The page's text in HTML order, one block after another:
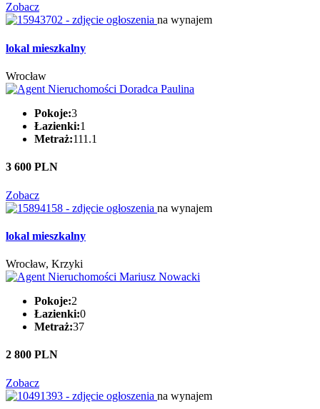
Zobacz
na wynajem
lokal mieszkalny
Wrocław
Pokoje:3
Łazienki:1
Metraż:111.1
3 600 PLN
Zobacz
na wynajem
lokal mieszkalny
Wrocław, Krzyki
Pokoje:2
Łazienki:0
Metraż:37
2 800 PLN
Zobacz
na wynajem